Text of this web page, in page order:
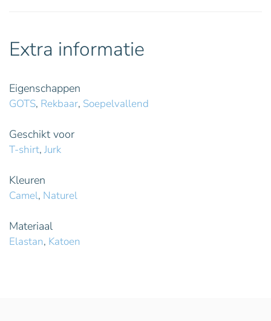
Extra informatie
Eigenschappen
GOTS, Rekbaar, Soepelvallend
Geschikt voor
T-shirt, Jurk
Kleuren
Camel, Naturel
Materiaal
Elastan, Katoen